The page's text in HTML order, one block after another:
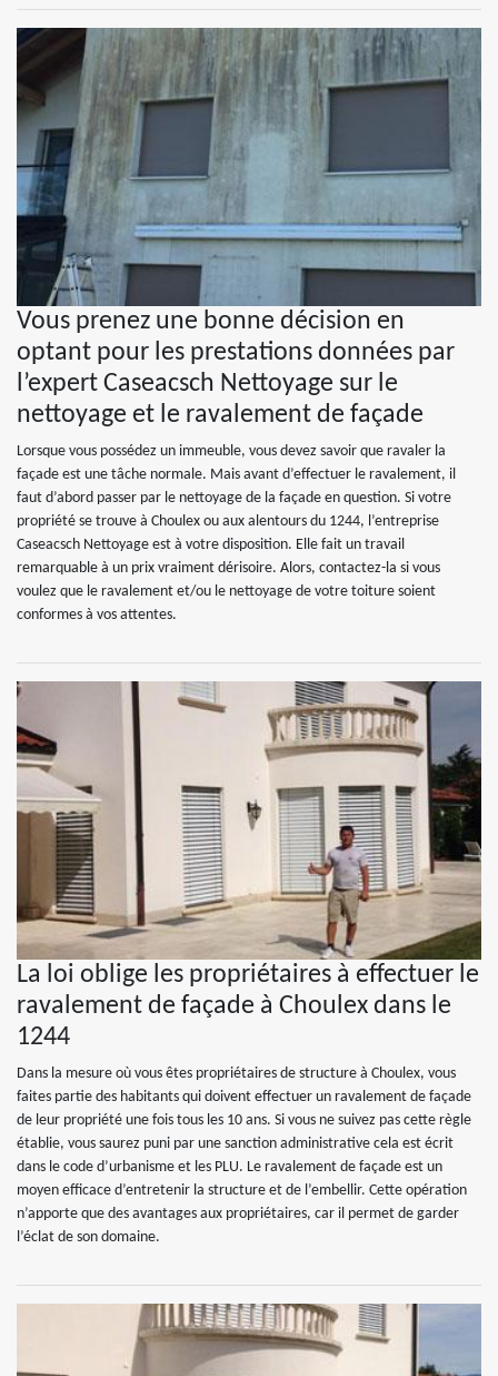
Vous prenez une bonne décision en
optant pour les prestations données par
l’expert Caseacsch Nettoyage sur le
nettoyage et le ravalement de façade
Lorsque vous possédez un immeuble, vous devez savoir que ravaler la
façade est une tâche normale. Mais avant d’effectuer le ravalement, il
faut d’abord passer par le nettoyage de la façade en question. Si votre
propriété se trouve à Choulex ou aux alentours du 1244, l’entreprise
Caseacsch Nettoyage est à votre disposition. Elle fait un travail
remarquable à un prix vraiment dérisoire. Alors, contactez-la si vous
voulez que le ravalement et/ou le nettoyage de votre toiture soient
conformes à vos attentes.
La loi oblige les propriétaires à effectuer le
ravalement de façade à Choulex dans le
1244
Dans la mesure où vous êtes propriétaires de structure à Choulex, vous
faites partie des habitants qui doivent effectuer un ravalement de façade
de leur propriété une fois tous les 10 ans. Si vous ne suivez pas cette règle
établie, vous saurez puni par une sanction administrative cela est écrit
dans le code d’urbanisme et les PLU. Le ravalement de façade est un
moyen efficace d’entretenir la structure et de l’embellir. Cette opération
n’apporte que des avantages aux propriétaires, car il permet de garder
l’éclat de son domaine.